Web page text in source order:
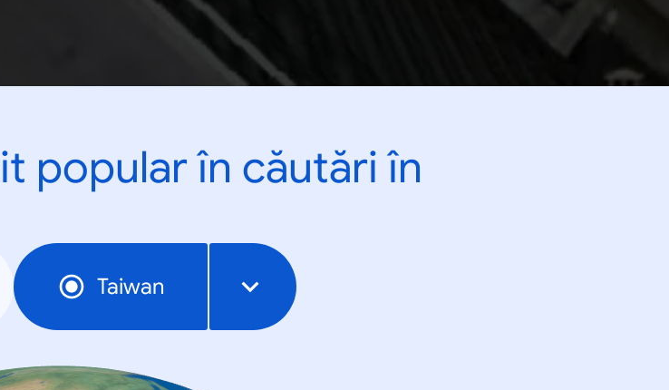
popular în căutări în
Taiwan